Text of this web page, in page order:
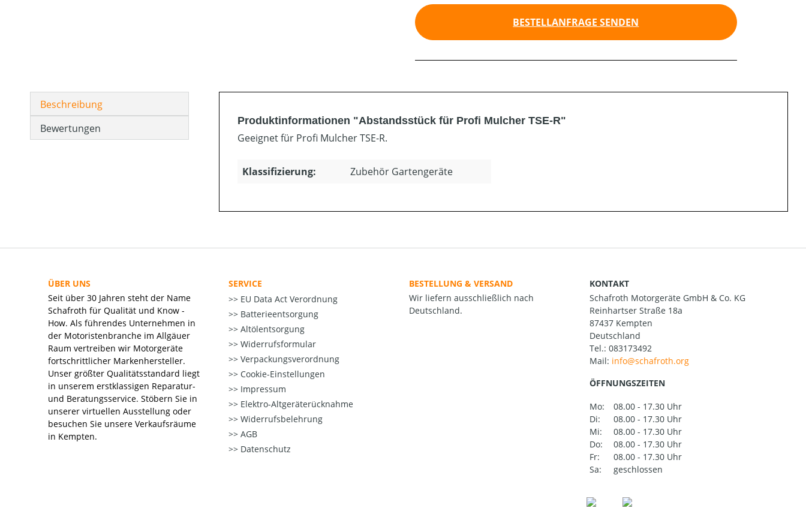
BESTELLANFRAGE SENDEN
Beschreibung
Bewertungen
Produktinformationen "Abstandsstück für Profi Mulcher TSE-R"
Geeignet für Profi Mulcher TSE-R.
Klassifizierung: Zubehör Gartengeräte
ÜBER UNS
Seit über 30 Jahren steht der Name
Schafroth für Qualität und Know -
How. Als führendes Unternehmen in
der Motoristenbranche im Allgäuer
Raum vertreiben wir Motorgeräte
fortschrittlicher Markenhersteller.
Unser größter Qualitätsstandard liegt
in unserem erstklassigen Reparatur-
und Beratungsservice. Stöbern Sie in
unserer virtuellen Ausstellung oder
besuchen Sie unsere Verkaufsräume
in Kempten.
SERVICE
EU Data Act Verordnung
Batterieentsorgung
Altölentsorgung
Widerrufsformular
Verpackungsverordnung
Cookie-Einstellungen
Impressum
Elektro-Altgeräterücknahme
Widerrufsbelehrung
AGB
Datenschutz
BESTELLUNG & VERSAND
Wir liefern ausschließlich nach
Deutschland.
KONTAKT
Schafroth Motorgeräte GmbH & Co. KG
Reinhartser Straße 18a
87437 Kempten
Deutschland
Tel.: 083173492
Mail:
ÖFFNUNGSZEITEN
Mo:
08.00 - 17.30 Uhr
Di:
08.00 - 17.30 Uhr
Mi:
08.00 - 17.30 Uhr
Do:
08.00 - 17.30 Uhr
Fr:
08.00 - 17.30 Uhr
Sa:
geschlossen